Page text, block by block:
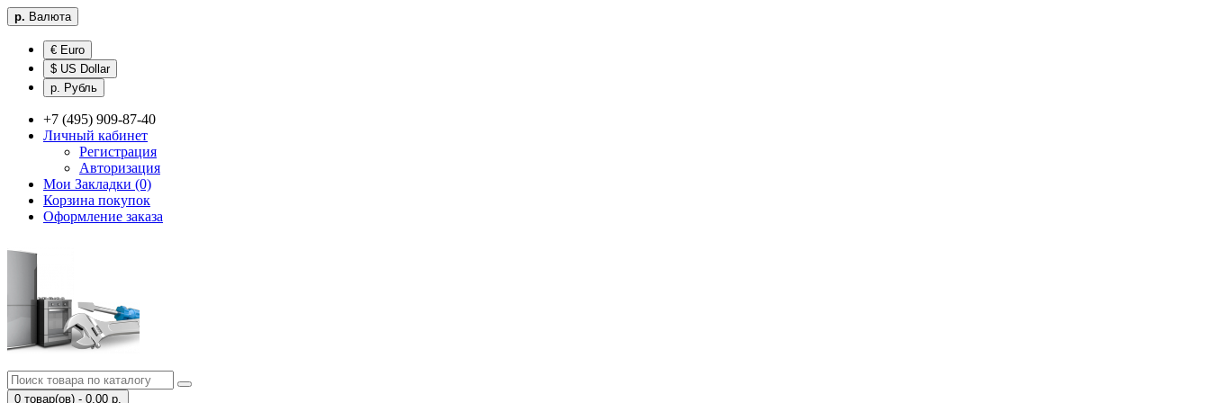
р. Валюта
€ Euro
$ US Dollar
р. Рубль
+7 (495) 909-87-40
Личный кабинет
Регистрация
Авторизация
Мои Закладки (0)
Корзина покупок
Оформление заказа
0 товар(ов) - 0.00 р.